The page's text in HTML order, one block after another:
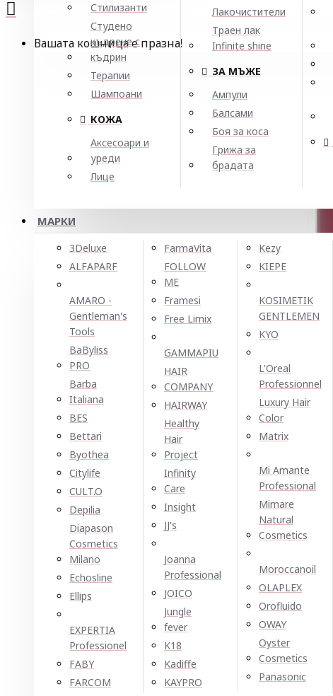
Стилизанти
Студено
къдрене с
къдрин
Терапии
Шампоани
КОЖА
Аксесоари и
уреди
Лице
Лакочистители
Траен лак
Infinite shine
ЗА МЪЖЕ
Ампули
Балсами
Боя за коса
Грижа за
брадата
МАРКИ
3Deluxe
ALFAPARF
AMARO -
Gentleman's
Tools
BaByliss
PRO
Barba
Italiana
BES
Bettari
Byothea
Citylife
CULT.O
Depilia
Diapason
Cosmetics
Milano
Echosline
Ellірѕ
EXPERTIA
Professionel
FABY
FARCOM
FarmaVita
FOLLOW
ME
Framesi
Free Limix
GAMMAPIU
HAIR
COMPANY
HAIRWAY
Healthy
Hair
Project
Infinity
Care
Insight
JJ's
Joanna
Professional
JOICO
Jungle
fever
K18
Kadiffe
KAYPRO
Kezy
KIEPE
KOSIMETIK
GENTLEMEN
KYO
L'Oreal
Professionnel
Luxury Hair
Color
Matrix
Mi Amante
Professional
Mimare
Natural
Cosmetics
Moroccanoil
OLAPLEX
Orofluido
OWAY
Oyster
Cosmetics
Panasonic
Вашата кошница е празна!